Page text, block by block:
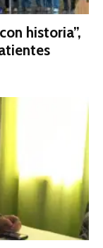
historia”,